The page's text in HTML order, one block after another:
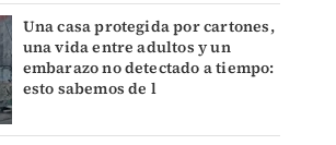
Una casa protegida por cartones,
una vida entre adultos y un
embarazo no detectado a tiempo:
esto sabemos de l